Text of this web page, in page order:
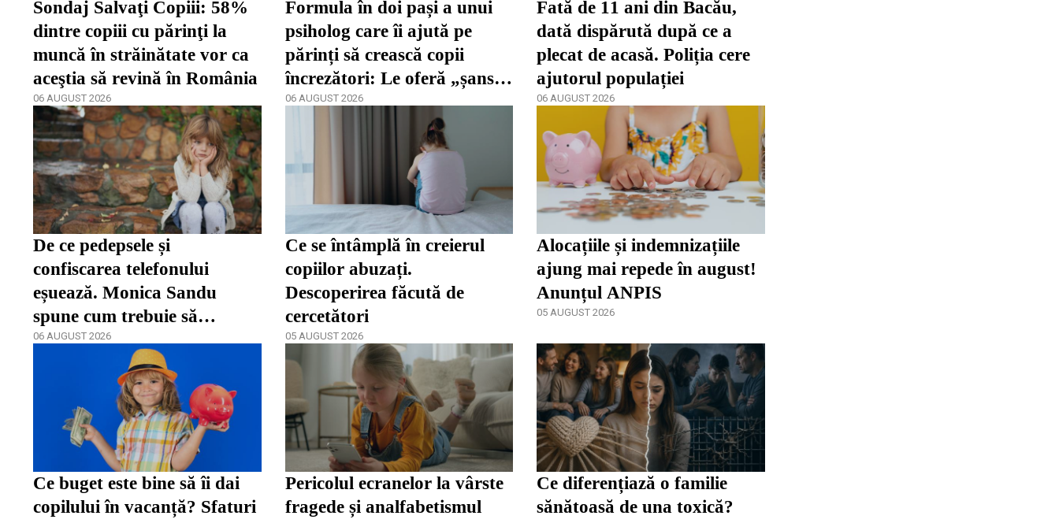
Sondaj Salvaţi Copiii: 58%
dintre copiii cu părinţi la
muncă în străinătate vor ca
aceştia să revină în România
06 AUGUST 2026
Formula în doi pași a unui
psiholog care îi ajută pe
părinți să crească copii
încrezători: Le oferă „șansa
de a se dezvolta”
06 AUGUST 2026
Fată de 11 ani din Bacău,
dată dispărută după ce a
plecat de acasă. Poliția cere
ajutorul populației
06 AUGUST 2026
De ce pedepsele și
confiscarea telefonului
eșuează. Monica Sandu
spune cum trebuie să
reacționeze părinții în fața
dependenței / video
06 AUGUST 2026
Ce se întâmplă în creierul
copiilor abuzați.
Descoperirea făcută de
cercetători
05 AUGUST 2026
Alocațiile și indemnizațiile
ajung mai repede în august!
Anunțul ANPIS
05 AUGUST 2026
Ce buget este bine să îi dai
copilului în vacanță? Sfaturi
Pericolul ecranelor la vârste
fragede și analfabetismul
Ce diferențiază o familie
sănătoasă de una toxică?